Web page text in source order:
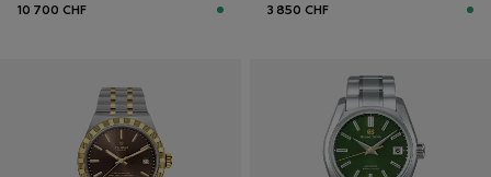
10 700 CHF 3 850 CHF